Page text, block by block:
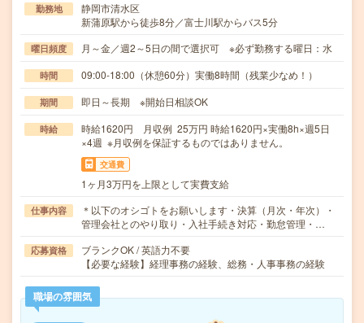
勤務地
静岡市清水区
新蒲原駅から徒歩8分／富士川駅からバス5分
曜日頻度 月～金／週2～5日の間で選択可 ※必ず勤務する曜日：水
時間 09:00-18:00（休憩60分）実働8時間（残業少なめ！）
期間 即日～長期 ※開始日相談OK
時給
時給1620円 月収例 25万円 時給1620円×実働8h×週5日
×4週 ※月収例を保証するものではありません。
交通費
1ヶ月3万円を上限として実費支給
仕事内容
＊以下のオシゴトをお願いします・決算（月次・年次）・
管理会社とのやり取り・入社手続き対応・勤怠管理・…
応募資格
ブランクOK / 英語力不要
【必要な経験】経理事務の経験、総務・人事事務の経験
職場の雰囲気